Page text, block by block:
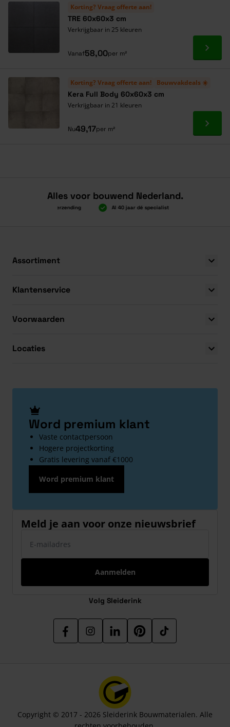
Korting? Vraag offerte aan!
TRE 60x60x3 cm
Verkrijgbaar in 25 kleuren
Vanaf58,00per m² Ga
Korting? Vraag offerte aan! Bouwvakdeals ☀️
Kera Full Body 60x60x3 cm
Verkrijgbaar in 21 kleuren
Nu49,17per m² Ga
Alles voor bouwend Nederland.
Boven 2.000 gratis verzending Al 40 jaar dé specialist
Assortiment
Klantenservice
Voorwaarden
Locaties
Word premium klant
Vaste contactpersoon
Hogere projectkorting
Gratis levering vanaf €1000
Word premium klant
Meld je aan voor onze nieuwsbrief
Aanmelden
Volg Sleiderink
Copyright © 2017 - 2026 Sleiderink Bouwmaterialen. Alle